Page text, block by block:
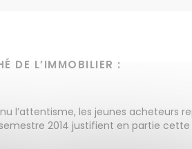
DE L’IMMOBILIER :
les jeunes acheteurs
2014 justifient en partie